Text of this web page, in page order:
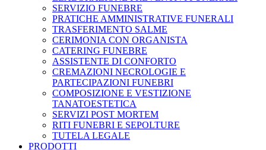
SERVIZIO FUNEBRE
PRATICHE AMMINISTRATIVE FUNERALI
TRASFERIMENTO SALME
CERIMONIA CON ORGANISTA
CATERING FUNEBRE
ASSISTENTE DI CONFORTO
CREMAZIONI NECROLOGIE E
PARTECIPAZIONI FUNEBRI
COMPOSIZIONE E VESTIZIONE
TANATOESTETICA
SERVIZI POST MORTEM
RITI FUNEBRI E SEPOLTURE
TUTELA LEGALE
PRODOTTI